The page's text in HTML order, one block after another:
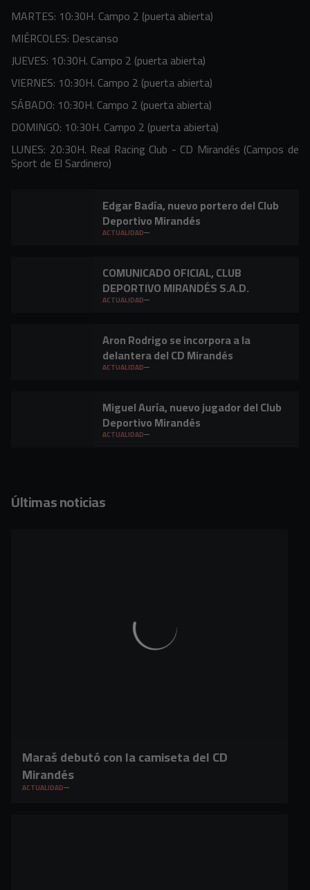
MARTES: 10:30H. Campo 2 (puerta abierta)
MIÉRCOLES: Descanso
JUEVES: 10:30H. Campo 2 (puerta abierta)
VIERNES: 10:30H. Campo 2 (puerta abierta)
SÁBADO: 10:30H. Campo 2 (puerta abierta)
DOMINGO: 10:30H. Campo 2 (puerta abierta)
LUNES: 20:30H. Real Racing Club - CD Mirandés (Campos de
Sport de El Sardinero)
Edgar Badía, nuevo portero del Club
Deportivo Mirandés
ACTUALIDAD
COMUNICADO OFICIAL, CLUB
DEPORTIVO MIRANDÉS S.A.D.
ACTUALIDAD
Aron Rodrigo se incorpora a la
delantera del CD Mirandés
ACTUALIDAD
Miguel Auría, nuevo jugador del Club
Deportivo Mirandés
ACTUALIDAD
Últimas noticias
Maraš debutó con la camiseta del CD
Mirandés
ACTUALIDAD